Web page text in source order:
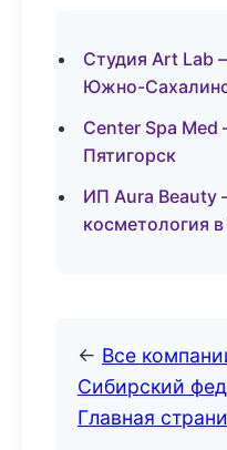
Студия Art Lab
Южно-
Center Spa
Пятигорск
ИП Aura Beauty
косметология
← Все
Сибирский
Главная